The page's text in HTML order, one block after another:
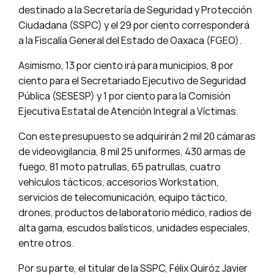
destinado a la Secretaría de Seguridad y Protección
Ciudadana (SSPC) y el 29 por ciento corresponderá
a la Fiscalía General del Estado de Oaxaca (FGEO).
Asimismo, 13 por ciento irá para municipios, 8 por
ciento para el Secretariado Ejecutivo de Seguridad
Pública (SESESP) y 1 por ciento para la Comisión
Ejecutiva Estatal de Atención Integral a Víctimas.
Con este presupuesto se adquirirán 2 mil 20 cámaras
de videovigilancia, 8 mil 25 uniformes, 430 armas de
fuego, 81 moto patrullas, 65 patrullas, cuatro
vehículos tácticos, accesorios Workstation,
servicios de telecomunicación, equipo táctico,
drones, productos de laboratorio médico, radios de
alta gama, escudos balísticos, unidades especiales,
entre otros.
Por su parte, el titular de la SSPC, Félix Quiróz Javier